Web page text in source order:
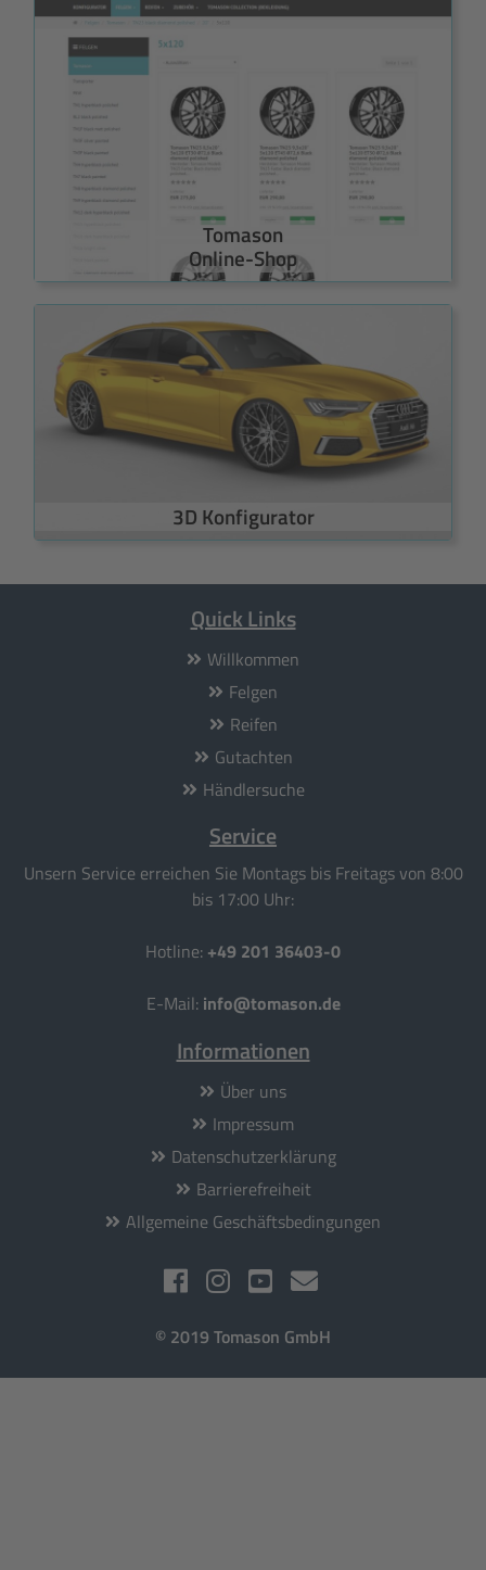
Tomason
Online-Shop
3D Konfigurator
Quick Links
Willkommen
Felgen
Reifen
Gutachten
Händlersuche
Service
Unsern Service erreichen Sie Montags bis Freitags von 8:00
bis 17:00 Uhr:
Hotline: +49 201 36403-0
E-Mail: info@tomason.de
Informationen
Über uns
Impressum
Datenschutzerklärung
Barrierefreiheit
Allgemeine Geschäftsbedingungen
© 2019 Tomason GmbH